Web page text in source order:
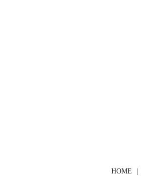
HOME